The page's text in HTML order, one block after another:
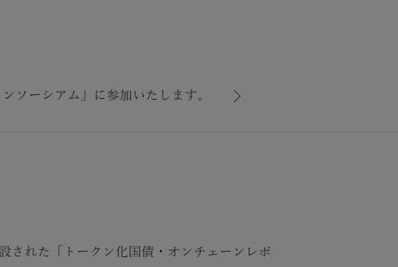
ソーシアム」に参加いたします。
された「トークン化国債・オンチェーンレポ